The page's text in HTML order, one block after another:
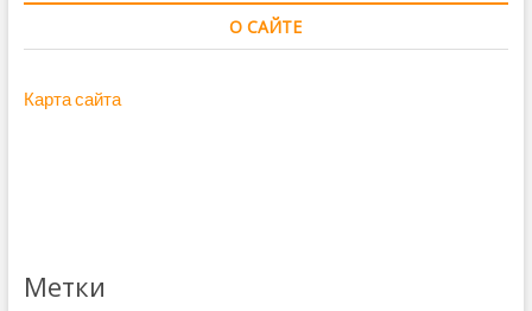
О САЙТЕ
Карта сайта
Метки